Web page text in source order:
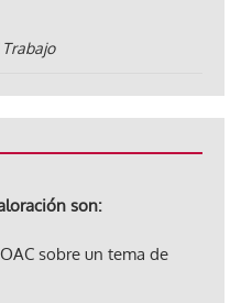
son:
sobre un tema de